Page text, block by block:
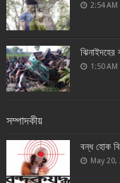
2:54 AM
1:50 AM
সম্পাদকীয়
বন্ধ হোক
May 20,